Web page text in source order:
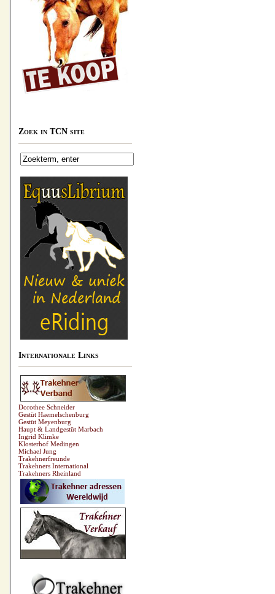
Zoek in TCN site
Internationale Links
Dorothee Schneider
Gestüt Haemelschenburg
Gestüt Meyenburg
Haupt & Landgestüt Marbach
Ingrid Klimke
Klosterhof Medingen
Michael Jung
Trakehnerfreunde
Trakehners International
Trakehners Rheinland